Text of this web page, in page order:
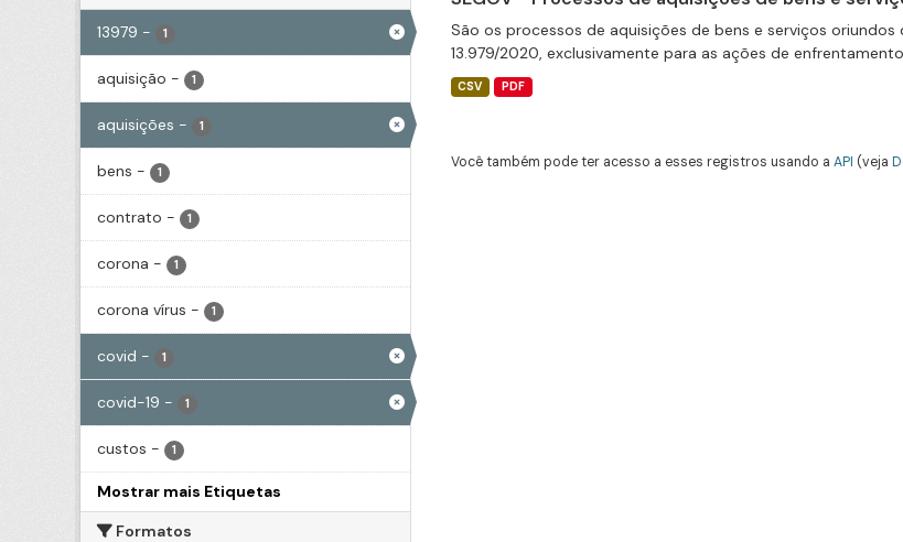
13979 - 1
aquisição - 1
aquisições - 1
bens - 1
contrato - 1
corona - 1
corona vírus - 1
covid - 1
covid-19 - 1
custos - 1
Mostrar mais Etiquetas
Formatos
São os processos de aquisições de bens e serviços oriundos
13.979/2020, exclusivamente para as ações de
CSV PDF
Você também pode ter acesso a esses registros usando a API (veja